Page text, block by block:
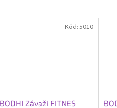
BODHI Závaží FITNES
Kód:5010